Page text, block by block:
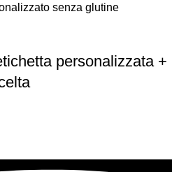
personalizzata +